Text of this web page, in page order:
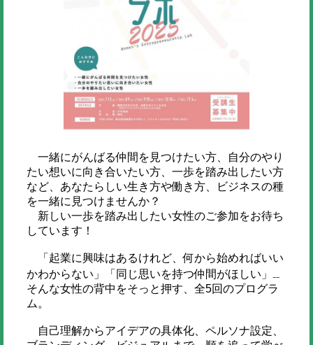
一緒にがんばる仲間を見つけたい方、自分のやり
たい想いに向き合いたい方、一歩を踏み出したい方
など、あなたらしい生き方や働き方、ビジネスの種
を一緒に見つけませんか？
新しい一歩を踏み出したい女性のご参加をお待ち
しています！
「起業に興味はあるけれど、何から始めればいい
かわからない」「同じ思いを持つ仲間がほしい」₋₋
そんな女性の背中をそっと押す、全5回のプログラ
ム。
自己理解からアイデアの具体化、ペルソナ設定、